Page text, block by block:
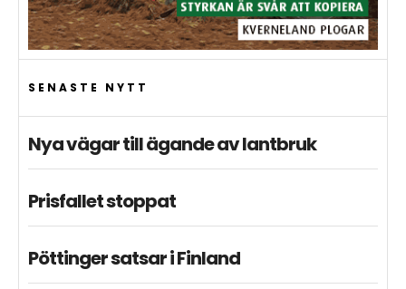
SENASTE NYTT
Nya vägar till ägande av lantbruk
Prisfallet stoppat
Pöttinger satsar i Finland